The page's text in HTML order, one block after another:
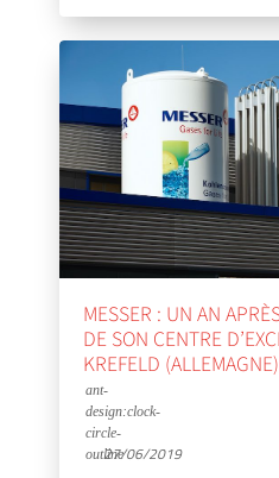
MESSER : UN AN
DE SON CENTRE
KREFELD (ALLEMAGNE)
27/06/2019